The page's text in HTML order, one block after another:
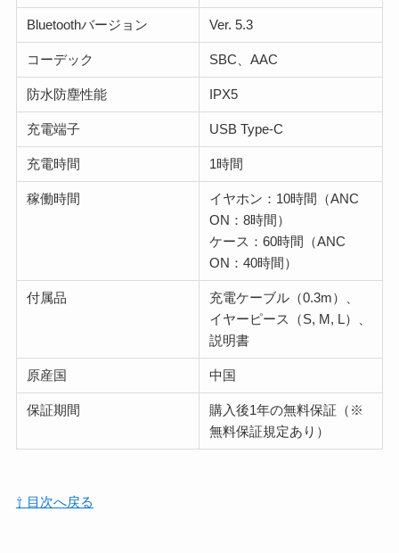
Bluetoothバージョン Ver. 5.3
コーデック SBC、AAC
防水防塵性能 IPX5
充電端子 USB Type-C
充電時間 1時間
稼働時間
イヤホン：10時間（ANC
ON：8時間）
ケース：60時間（ANC
ON：40時間）
付属品
充電ケーブル（0.3m）、
イヤーピース（S, M, L）、
説明書
原産国 中国
保証期間
購入後1年の無料保証（※
無料保証規定あり）
⇧ 目次へ戻る